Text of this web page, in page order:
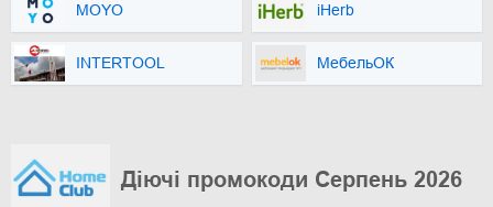
MOYO iHerb
INTERTOOL МебельОК
Діючі промокоди Серпень 2026